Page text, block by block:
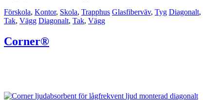
Förskola, Kontor, Skola, Trapphus Glasfiberväv, Tyg Diagonalt,
Tak, Vägg Diagonalt, Tak, Vägg
Corner®